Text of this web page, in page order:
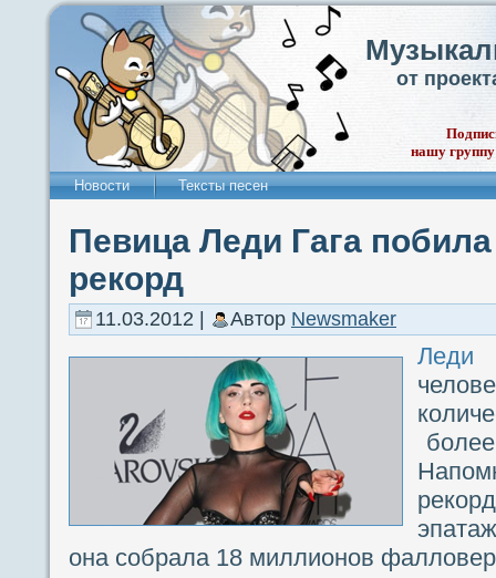
от
нашу
Новости Тексты песен
Певица Леди Гага
рекорд
11.03.2012 | Автор Newsmaker
Леди
она собрала 18 миллионов